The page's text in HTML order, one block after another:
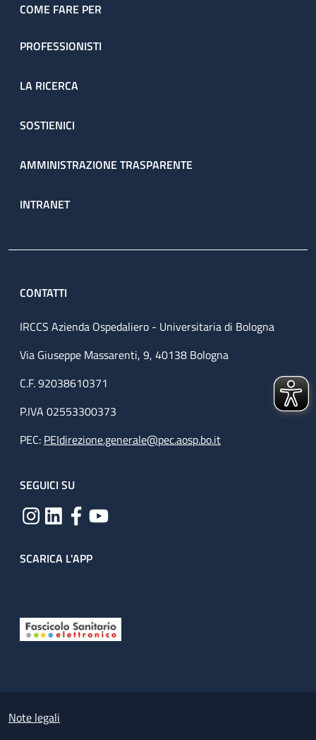
COME FARE PER
PROFESSIONISTI
LA RICERCA
SOSTIENICI
AMMINISTRAZIONE TRASPARENTE
INTRANET
CONTATTI
IRCCS Azienda Ospedaliero - Universitaria di Bologna
Via Giuseppe Massarenti, 9, 40138 Bologna
C.F. 92038610371
P.IVA 02553300373
PEC: PEIdirezione.generale@pec.aosp.bo.it
SEGUICI SU
SCARICA L'APP
Small prints
Note legali